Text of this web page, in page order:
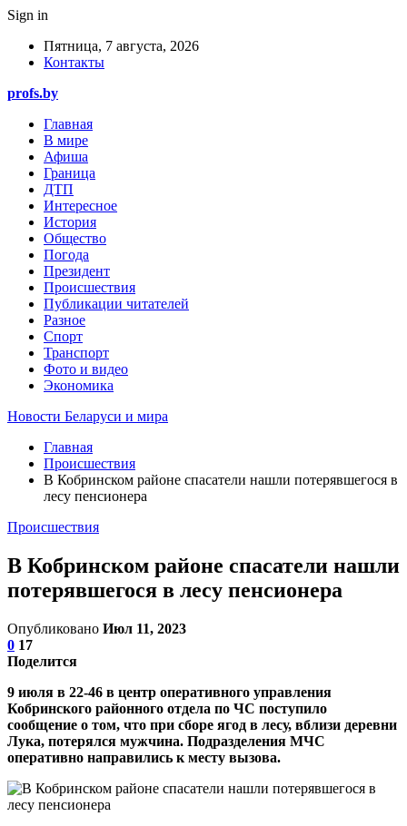
Sign in
Пятница, 7 августа, 2026
Контакты
profs.by
Главная
В мире
Афиша
Граница
ДТП
Интересное
История
Общество
Погода
Президент
Происшествия
Публикации читателей
Разное
Спорт
Транспорт
Фото и видео
Экономика
Новости Беларуси и мира
Главная
Происшествия
В Кобринском районе спасатели нашли потерявшегося в
лесу пенсионера
Происшествия
В Кобринском районе спасатели нашли
потерявшегося в лесу пенсионера
Опубликовано Июл 11, 2023
0 17
Поделится
9 июля в 22-46 в центр оперативного управления
Кобринского районного отдела по ЧС поступило
сообщение о том, что при сборе ягод в лесу, вблизи деревни
Лука, потерялся мужчина. Подразделения МЧС
оперативно направились к месту вызова.